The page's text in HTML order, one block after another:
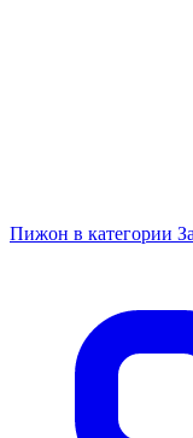
Пижон в категории